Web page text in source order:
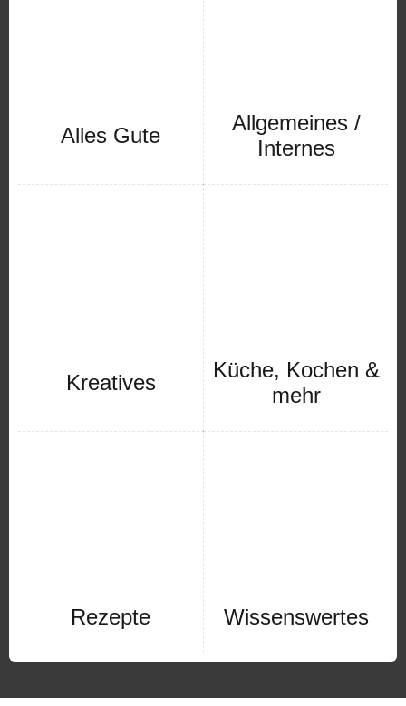
Alles Gute
Allgemeines /
Internes
Kreatives
Küche, Kochen &
mehr
Rezepte Wissenswertes